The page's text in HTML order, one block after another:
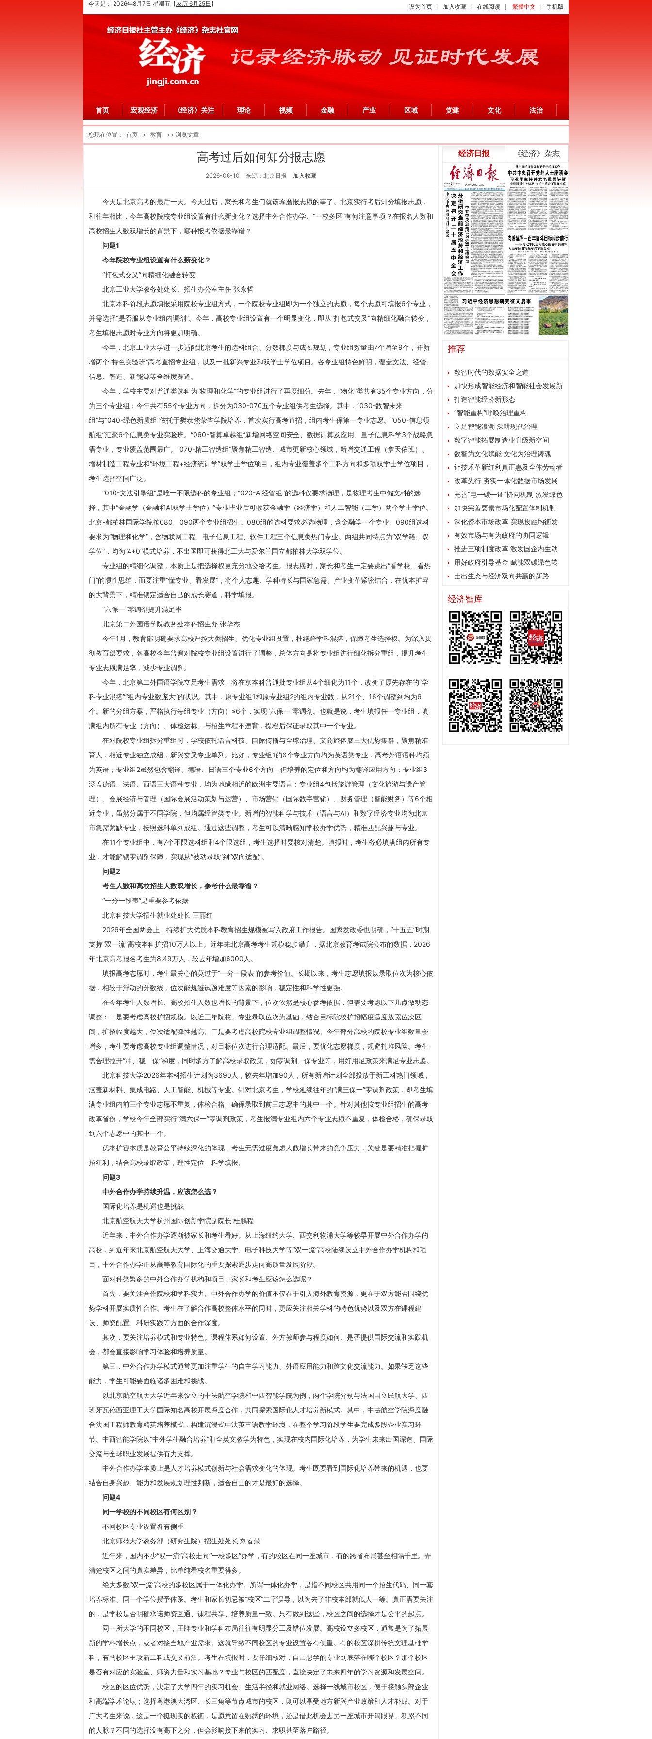
今天是： 2026年8月7日 星期五 【农历 6月25日 】 设为首页 加入收藏 在线阅读 繁體中文 手机版
首页 宏观经济 《经济》关注 理论 视频 金融 产业 区域 党建 文化 法治
您现在位置： 首页 > 教育 >> 浏览文章
高考过后如何知分报志愿
2026-06-10 来源：北京日报 加入收藏
今天是北京高考的最后一天。今天过后，家长和考生们就该琢磨报志愿的事了。北京实行考后知分填报志愿，
和往年相比，今年高校院校专业组设置有什么新变化？选择中外合作办学、“一校多区”有何注意事项？在报名人数和
高校招生人数双增长的背景下，哪种报考依据最靠谱？
问题1
今年院校专业组设置有什么新变化？
“打包式交叉”向精细化融合转变
北京工业大学教务处处长、招生办公室主任 张永哲
北京本科阶段志愿填报采用院校专业组方式，一个院校专业组即为一个独立的志愿，每个志愿可填报6个专业，
并需选择“是否服从专业组内调剂”。今年，高校专业组设置有一个明显变化，即从“打包式交叉”向精细化融合转变，
考生填报志愿时专业方向将更加明确。
今年，北京工业大学进一步适配北京考生的选科组合、分数梯度与成长规划，专业组数量由7个增至9个，并新
增两个“特色实验班”高考直招专业组，以及一批新兴专业和双学士学位项目。各专业组特色鲜明，覆盖文法、经管、
信息、智造、新能源等全维度赛道。
今年，学校主要对普通类选科为“物理和化学”的专业组进行了再度细分。去年，“物化”类共有35个专业方向，分
为三个专业组；今年共有55个专业方向，拆分为030-070五个专业组供考生选择。其中，“030-数智未来
组”与“040-绿色新质组”依托于樊恭烋荣誉学院培养，首次实行高考直招，组内考生保第一专业志愿。“050-信息领
航组”汇聚6个信息类专业实验班。“060-智算卓越组”新增网络空间安全、数据计算及应用、量子信息科学3个战略急
需专业，专业覆盖范围最广。“070-精工智造组”聚焦精工智造、城市更新核心领域，新增交通工程（詹天佑班）、
增材制造工程专业和“环境工程+经济统计学”双学士学位项目，组内专业覆盖多个工科方向和多项双学士学位项目，
考生选择空间广泛。
“010-文法引擎组”是唯一不限选科的专业组；“020-AI经管组”的选科仅要求物理，是物理考生中偏文科的选
择，其中“金融学（金融和AI双学士学位）”专业毕业后可收获金融学（经济学）和人工智能（工学）两个学士学位。
北京-都柏林国际学院按080、090两个专业组招生。080组的选科要求必选物理，含金融学一个专业。090组选科
要求为“物理和化学”，含物联网工程、电子信息工程、软件工程三个信息类热门专业。两组共同特点为“双学籍、双
学位”，均为“4+0”模式培养，不出国即可获得北工大与爱尔兰国立都柏林大学双学位。
专业组的精细化调整，本质上是把选择权更充分地交给考生。报志愿时，家长和考生一定要跳出“看学校、看热
门”的惯性思维，而要注重“懂专业、看发展”，将个人志趣、学科特长与国家急需、产业变革紧密结合，在优本扩容
的大背景下，精准锁定适合自己的成长赛道，科学填报。
“六保一”零调剂提升满足率
北京第二外国语学院教务处本科招生办 张华杰
今年1月，教育部明确要求高校严控大类招生、优化专业组设置，杜绝跨学科混搭，保障考生选择权。为深入贯
彻教育部要求，各高校今年普遍对院校专业组设置进行了调整，总体方向是将专业组进行细化拆分重组，提升考生
专业志愿满足率，减少专业调剂。
今年，北京第二外国语学院立足考生需求，将在京本科普通批专业组从4个细化为11个，改变了原先存在的“学
科专业混搭”“组内专业数庞大”的状况。其中，原专业组1和原专业组2的组内专业数，从21个、16个调整到均为6
个。新的分组方案，严格执行每组专业（方向）≤6个，实现“六保一”零调剂。也就是说，考生填报任一专业组，填
满组内所有专业（方向）、体检达标、与招生章程不违背，提档后保证录取其中一个专业。
在对院校专业组拆分重组时，学校依托语言科技、国际传播与全球治理、文商旅体展三大优势集群，聚焦精准
育人，相近专业独立成组，新兴交叉专业单列。比如，专业组1的6个专业方向均为英语类专业，高考外语语种均须
为英语；专业组2虽然包含翻译、德语、日语三个专业6个方向，但培养的定位和方向均为翻译应用方向；专业组3
涵盖德语、法语、西语三大语种专业，均为地缘相近的欧洲主要语言；专业组4包括旅游管理（文化旅游与遗产管
理）、会展经济与管理（国际会展活动策划与运营）、市场营销（国际数字营销）、财务管理（智能财务）等6个相
近专业，虽然分属于不同学院，但均属经管类专业。新增的智能科学与技术（语言与AI）和数字经济专业均为北京
市急需紧缺专业，按照选科单列成组。通过这些调整，考生可以清晰感知学校办学优势，精准匹配兴趣与专业。
在11个专业组中，有7个不限选科组和4个限选组，考生选择时要核对清楚。填报时，考生务必填满组内所有专
业，才能解锁零调剂保障，实现从“被动录取”到“双向适配”。
问题2
考生人数和高校招生人数双增长，参考什么最靠谱？
“一分一段表”是重要参考依据
北京科技大学招生就业处处长 王丽红
2026年全国两会上，持续扩大优质本科教育招生规模被写入政府工作报告。国家发改委也明确，“十五五”时期
支持“双一流”高校本科扩招10万人以上。近年来北京高考考生规模稳步攀升，据北京教育考试院公布的数据，2026
年北京高考报名考生为8.49万人，较去年增加6000人。
填报高考志愿时，考生最关心的莫过于“一分一段表”的参考价值。长期以来，考生志愿填报以录取位次为核心依
据，相较于浮动的分数线，位次能规避试题难度等因素的影响，稳定性和科学性更强。
在今年考生人数增长、高校招生人数也增长的背景下，位次依然是核心参考依据，但需要考虑以下几点做动态
调整：一是要考虑高校扩招规模。以近三年院校、专业录取位次为基础，结合目标院校扩招幅度适度放宽位次区
间，扩招幅度越大，位次适配弹性越高。二是要考虑高校院校专业组调整情况。今年部分高校的院校专业组数量会
增多，考生要考虑高校专业组调整情况，对目标位次进行合理适配。最后，要优化志愿梯度，规避扎堆风险。考生
需合理拉开“冲、稳、保”梯度，同时多方了解高校录取政策，如零调剂、保专业等，用好用足政策来满足专业志愿。
北京科技大学2026年本科招生计划为3690人，较去年增加90人，所有新增计划全部投放于新工科热门领域，
涵盖新材料、集成电路、人工智能、机械等专业。针对北京考生，学校延续往年的“满三保一”零调剂政策，即考生填
满专业组内前三个专业志愿不重复，体检合格，确保录取到前三志愿中的其中一个。针对其他按专业组招生的高考
改革省份，学校今年全部实行“满六保一”零调剂政策，考生报满专业组内六个专业志愿不重复，体检合格，确保录取
到六个志愿中的其中一个。
优本扩容本质是教育公平持续深化的体现，考生无需过度焦虑人数增长带来的竞争压力，关键是要精准把握扩
招红利，结合高校录取政策，理性定位、科学填报。
问题3
中外合作办学持续升温，应该怎么选？
国际化培养是机遇也是挑战
北京航空航天大学杭州国际创新学院副院长 杜鹏程
近年来，中外合作办学逐渐被家长和考生看好。从上海纽约大学、西交利物浦大学等较早开展中外合作办学的
高校，到近年来北京航空航天大学、上海交通大学、电子科技大学等“双一流”高校陆续设立中外合作办学机构和项
目，中外合作办学正从高等教育国际化的重要探索逐步走向高质量发展阶段。
面对种类繁多的中外合作办学机构和项目，家长和考生应该怎么选呢？
首先，要关注合作院校和学科实力。中外合作办学的价值不仅在于引入海外教育资源，更在于双方能否围绕优
势学科开展实质性合作。考生在了解合作高校整体水平的同时，更应关注相关学科的特色优势以及双方在课程建
设、师资配置、科研实践等方面的合作深度。
其次，要关注培养模式和专业特色。课程体系如何设置、外方教师参与程度如何、是否提供国际交流和实践机
会，都会直接影响学习体验和培养质量。
第三，中外合作办学模式通常更加注重学生的自主学习能力、外语应用能力和跨文化交流能力。如果缺乏这些
能力，学生可能要面临诸多困难和挑战。
以北京航空航天大学近年来设立的中法航空学院和中西智能学院为例，两个学院分别与法国国立民航大学、西
班牙瓦伦西亚理工大学国际知名高校开展深度合作，共同探索国际化人才培养新模式。其中，中法航空学院深度融
合法国工程师教育精英培养模式，构建沉浸式中法英三语教学环境，在整个学习阶段学生要完成多段企业实习环
节。中西智能学院以“中外学生融合培养”和全英文教学为特色，实现在校内国际化培养，为学生未来出国深造、国际
交流与全球职业发展提供有力支撑。
中外合作办学本质上是人才培养模式创新与社会需求变化的体现。考生既要看到国际化培养带来的机遇，也要
结合自身兴趣、能力和发展规划理性判断，适合自己的才是最好的选择。
问题4
同一学校的不同校区有何区别？
不同校区专业设置各有侧重
北京师范大学教务部（研究生院）招生处处长 刘春荣
近年来，国内不少“双一流”高校走向“一校多区”办学，有的校区在同一座城市，有的跨省布局甚至相隔千里。弄
清楚校区之间的真实差异，比单纯看校名重要得多。
绝大多数“双一流”高校的多校区属于一体化办学。所谓一体化办学，是指不同校区共用同一个招生代码、同一套
培养标准、同一个学位授予体系。考生和家长切忌被“校区”二字误导，以为去了非校本部就低人一等。真正需要关注
的，是学校是否明确承诺师资互通、课程共享、培养质量一致。只有做到这些，校区之间的选择才是公平的起点。
同一所大学的不同校区，王牌专业和学科布局往往有明显分工及错位发展。高校设立多校区，通常是为了拓展
新的学科增长点，或者对接当地产业需求。这就导致不同校区的专业设置各有侧重。有的校区深耕传统文理基础学
科，有的校区主攻新工科或交叉前沿。考生在填报时，要仔细核对：自己想学的专业到底落在哪个校区？那个校区
是否有对应的实验室、师资力量和实习基地？专业与校区的匹配度，直接决定了未来四年的学习资源和发展空间。
校区的区位优势，决定了大学四年的实习机会、生活半径和就业网络。选择一线城市校区，便于接触头部企业
和高端学术论坛；选择粤港澳大湾区、长三角等节点城市的校区，则可以享受地方新兴产业政策和人才补贴。对于
广大考生来说，这是一个挺现实的权衡，是愿意留在熟悉的环境，还是借此机会去另一座城市开阔眼界、积累不同
的人脉？不同的选择没有高下之分，但会影响接下来的实习、求职甚至落户路径。
经济日报 《经济》杂志
推荐
数智时代的数据安全之道
加快形成智能经济和智能社会发展新
格局打造智能经济新形态
“智能重构”呼唤治理重构
立足智能浪潮 深耕现代治理
数字智能拓展制造业升级新空间
数智为文化赋能 文化为治理铸魂
让技术革新红利真正惠及全体劳动者
改革先行 夯实一体化数据市场发展
根基完善“电—碳—证”协同机制 激发绿色
能源消费内生动力
加快完善要素市场化配置体制机制
深化资本市场改革 实现投融均衡发
展有效市场与有为政府的协同逻辑
推进三项制度改革 激发国企内生动
力 用好政府引导基金 赋能双碳绿色转
型 走出生态与经济双向共赢的新路
经济智库